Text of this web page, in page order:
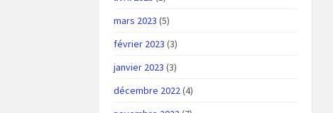
mars 2023 (5)
février 2023 (3)
janvier 2023 (3)
décembre 2022(4)